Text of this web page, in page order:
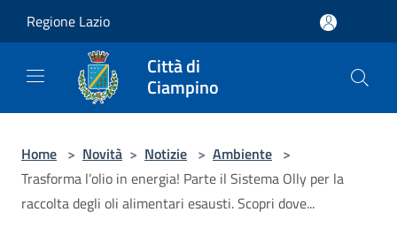
Regione Lazio
Città di
Ciampino
Home > Novità > Notizie > Ambiente >
Trasforma l’olio in energia! Parte il Sistema Olly per la
raccolta degli oli alimentari esausti. Scopri dove...